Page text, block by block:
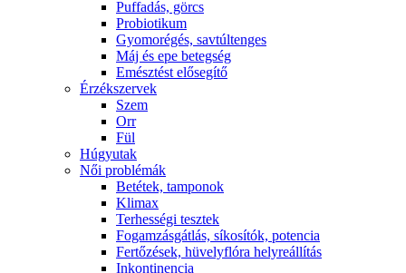
Puffadás, görcs
Probiotikum
Gyomorégés, savtúltenges
Máj és epe betegség
Emésztést elősegítő
Érzékszervek
Szem
Orr
Fül
Húgyutak
Női problémák
Betétek, tamponok
Klimax
Terhességi tesztek
Fogamzásgátlás, síkosítók, potencia
Fertőzések, hüvelyflóra helyreállítás
Inkontinencia